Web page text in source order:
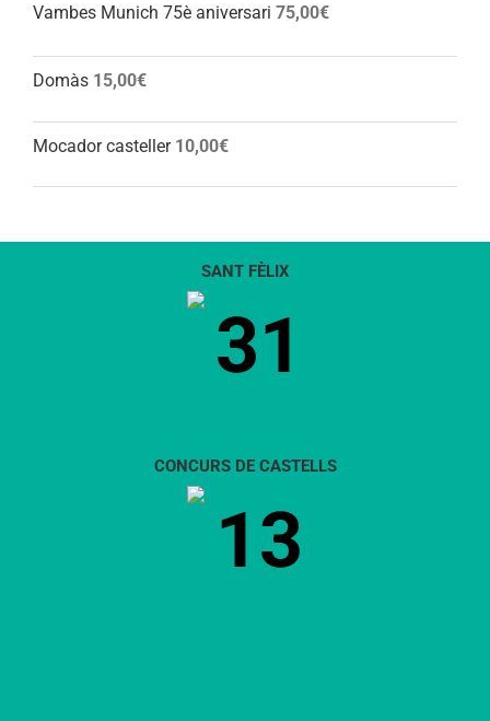
Vambes Munich 75è aniversari 75,00€
Domàs 15,00€
Mocador casteller 10,00€
SANT FÈLIX
31
CONCURS DE CASTELLS
13